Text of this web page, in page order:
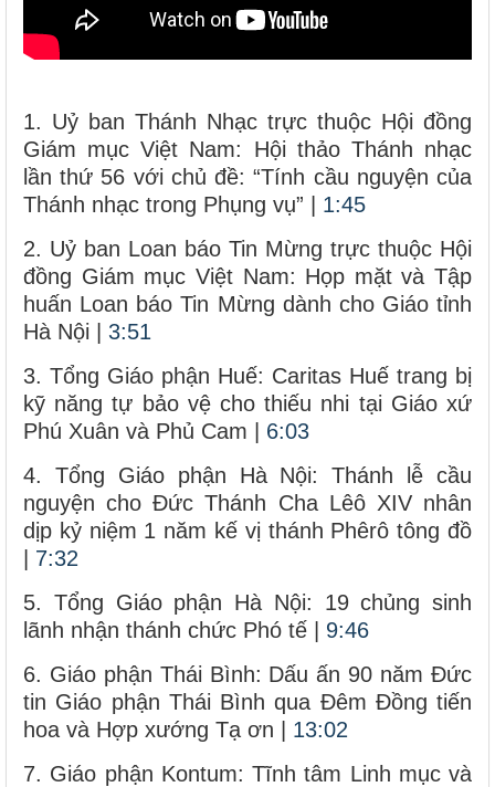
1. Uỷ ban Thánh Nhạc trực thuộc Hội đồng
Giám mục Việt Nam: Hội thảo Thánh nhạc
lần thứ 56 với chủ đề: “Tính cầu nguyện của
Thánh nhạc trong Phụng vụ” | 1:45
2. Uỷ ban Loan báo Tin Mừng trực thuộc Hội
đồng Giám mục Việt Nam: Họp mặt và Tập
huấn Loan báo Tin Mừng dành cho Giáo tỉnh
Hà Nội | 3:51
3. Tổng Giáo phận Huế: Caritas Huế trang bị
kỹ năng tự bảo vệ cho thiếu nhi tại Giáo xứ
Phú Xuân và Phủ Cam | 6:03
4. Tổng Giáo phận Hà Nội: Thánh lễ cầu
nguyện cho Đức Thánh Cha Lêô XIV nhân
dịp kỷ niệm 1 năm kế vị thánh Phêrô tông đồ
7:32
5. Tổng Giáo phận Hà Nội: 19 chủng sinh
lãnh nhận thánh chức Phó tế | 9:46
6. Giáo phận Thái Bình: Dấu ấn 90 năm Đức
tin Giáo phận Thái Bình qua Đêm Đồng tiến
hoa và Hợp xướng Tạ ơn | 13:02
7. Giáo phận Kontum: Tĩnh tâm Linh mục và